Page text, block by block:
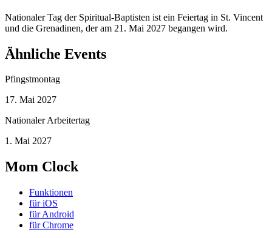
Nationaler Tag der Spiritual-Baptisten ist ein Feiertag in St. Vincent
und die Grenadinen, der am 21. Mai 2027 begangen wird.
Ähnliche Events
Pfingstmontag
17. Mai 2027
Nationaler Arbeitertag
1. Mai 2027
Mom Clock
Funktionen
für iOS
für Android
für Chrome